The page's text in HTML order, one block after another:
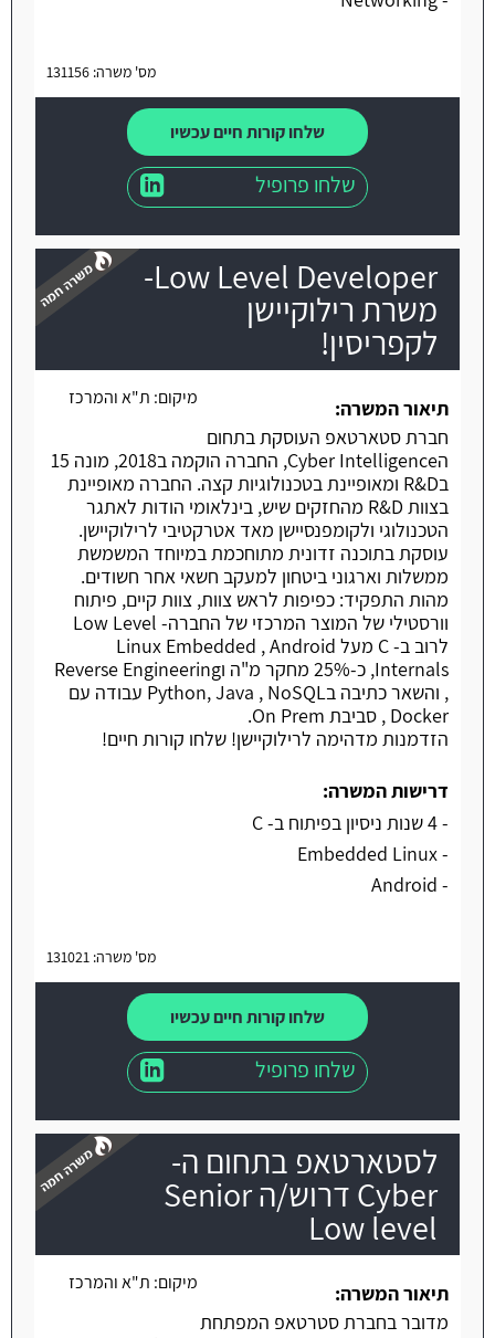
מס' משרה: 131156
שלחו קורות חיים עכשיו
שלחו פרופיל
Low Level Developer-
משרת רילוקיישן
לקפריסין!
משרה חמה
מיקום: ת"א והמרכז
תיאור המשרה:
חברת סטארטאפ העוסקת בתחום
הCyber Intelligence, החברה הוקמה ב2018, מונה 15
בR&D ומאופיינת בטכנולוגיות קצה. החברה מאופיינת
בצוות R&D מהחזקים שיש, בינלאומי הודות לאתגר
הטכנולוגי ולקומפנסיישן מאד אטרקטיבי לרילוקיישן.
עוסקת בתוכנה זדונית מתוחכמת במיוחד המשמשת
ממשלות וארגוני ביטחון למעקב חשאי אחר חשודים.
מהות התפקיד: כפיפות לראש צוות, צוות קיים, פיתוח
וורסטילי של המוצר המרכזי של החברה- Low Level
לרוב ב- C מעל Linux Embedded , Android
Internals, כ-25% מחקר מ"ה וReverse Engineering
, והשאר כתיבה בPython, Java , NoSQL עבודה עם
Docker , סביבת On Prem.
הזדמנות מדהימה לרילוקיישן! שלחו קורות חיים!
דרישות המשרה:
- 4 שנות ניסיון בפיתוח ב- C
- Embedded Linux
- Android
מס' משרה: 131021
שלחו קורות חיים עכשיו
שלחו פרופיל
לסטארטאפ בתחום ה-
Cyber דרוש/ה Senior
Low level
משרה חמה
מיקום: ת"א והמרכז
תיאור המשרה:
מדובר בחברת סטרטאפ המפתחת